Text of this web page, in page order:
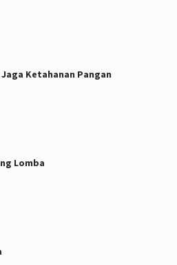
Ketahanan Pangan
Lomba